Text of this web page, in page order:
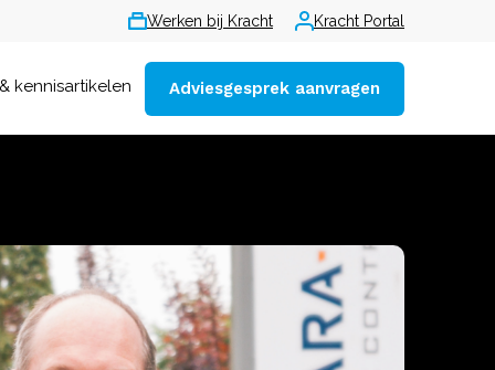
Werken bij Kracht Kracht Portal
kennisartikelen Adviesgesprek aanvragen